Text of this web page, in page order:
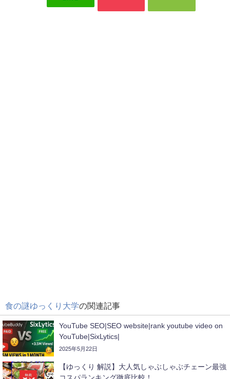
食の謎ゆっくり大学の関連記事
YouTube SEO|SEO website|rank youtube video on
YouTube|SixLytics|
2025年5月22日
【ゆっくり 解説】大人気しゃぶしゃぶチェーン最強